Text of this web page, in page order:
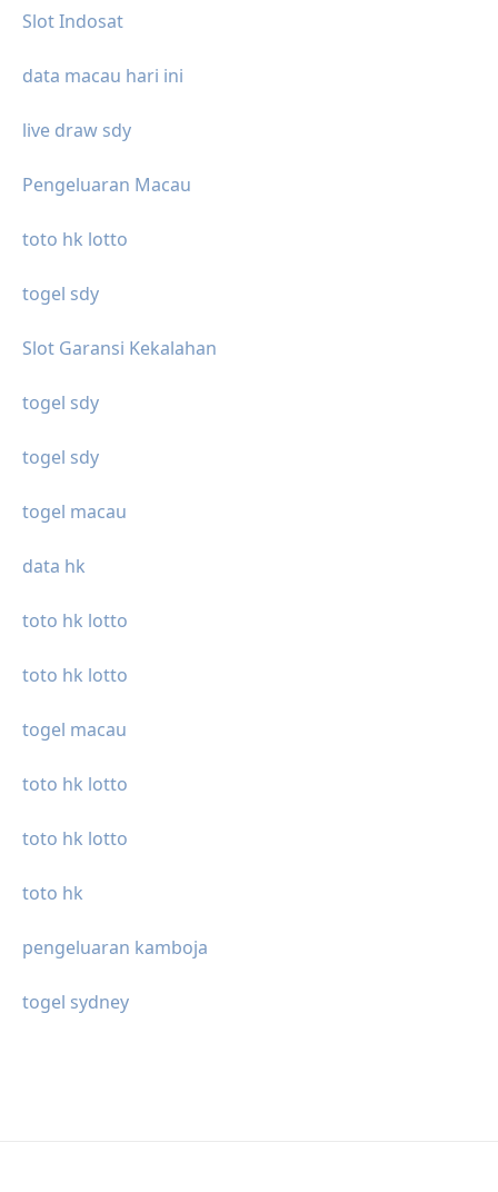
Slot Indosat
data macau hari ini
live draw sdy
Pengeluaran Macau
toto hk lotto
togel sdy
Slot Garansi Kekalahan
togel sdy
togel sdy
togel macau
data hk
toto hk lotto
toto hk lotto
togel macau
toto hk lotto
toto hk lotto
toto hk
pengeluaran kamboja
togel sydney